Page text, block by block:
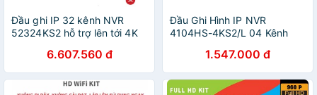
Đầu ghi IP 32 kênh NVR
52324KS2 hỗ trợ lên tới 4K
6.607.560 đ
Đầu Ghi Hình IP NVR
4104HS-4KS2/L 04 Kênh
1.547.000 đ